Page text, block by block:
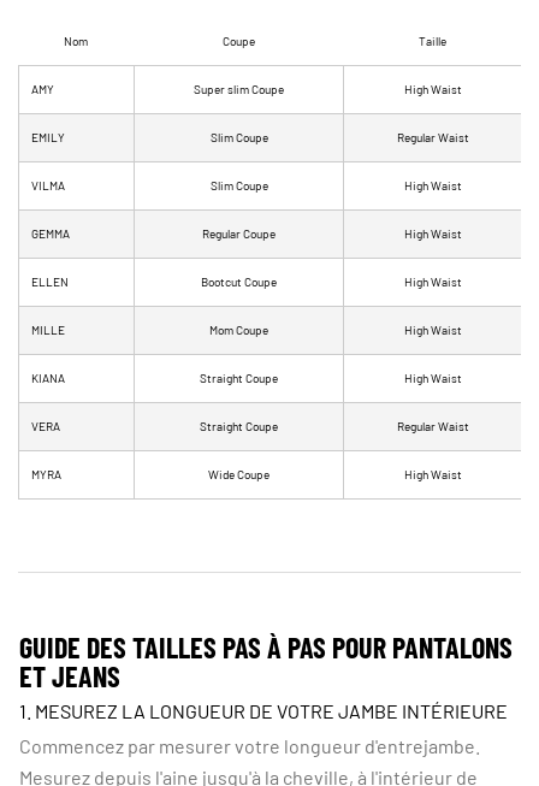
Nom Coupe Taille
AMY Super slim Coupe High Waist
EMILY Slim Coupe Regular Waist
VILMA Slim Coupe High Waist
GEMMA Regular Coupe High Waist
ELLEN Bootcut Coupe High Waist
MILLE Mom Coupe High Waist
KIANA Straight Coupe High Waist
VERA Straight Coupe Regular Waist
MYRA Wide Coupe High Waist
GUIDE DES TAILLES PAS À PAS POUR PANTALONS
ET JEANS
1. MESUREZ LA LONGUEUR DE VOTRE JAMBE INTÉRIEURE
Commencez par mesurer votre longueur d'entrejambe.
Mesurez depuis l'aine jusqu'à la cheville, à l'intérieur de